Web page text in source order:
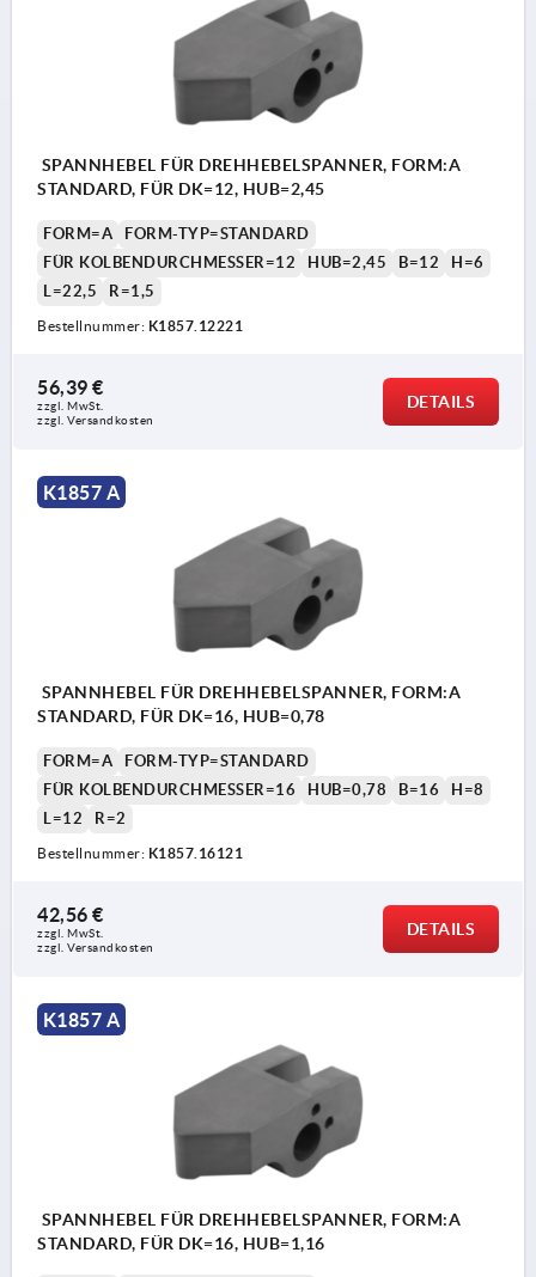
SPANNHEBEL FÜR DREHHEBELSPANNER, FORM:A
STANDARD, FÜR DK=12, HUB=2,45
FORM=A
FORM-TYP=STANDARD
FÜR KOLBENDURCHMESSER=12
HUB=2,45 B=12
H=6
L=22,5
R=1,5
Bestellnummer: K1857.12221
56,39 €
zzgl. MwSt.
zzgl. Versandkosten
DETAILS
K1857 A
SPANNHEBEL FÜR DREHHEBELSPANNER, FORM:A
STANDARD, FÜR DK=16, HUB=0,78
FORM=A
FORM-TYP=STANDARD
FÜR KOLBENDURCHMESSER=16
HUB=0,78 B=16
H=8
L=12
R=2
Bestellnummer: K1857.16121
42,56 €
zzgl. MwSt.
zzgl. Versandkosten
DETAILS
K1857 A
SPANNHEBEL FÜR DREHHEBELSPANNER, FORM:A
STANDARD, FÜR DK=16, HUB=1,16